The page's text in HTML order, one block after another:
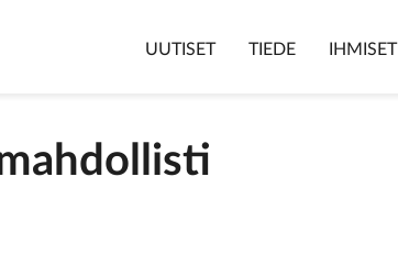
UUTISET TIEDE IHMISET